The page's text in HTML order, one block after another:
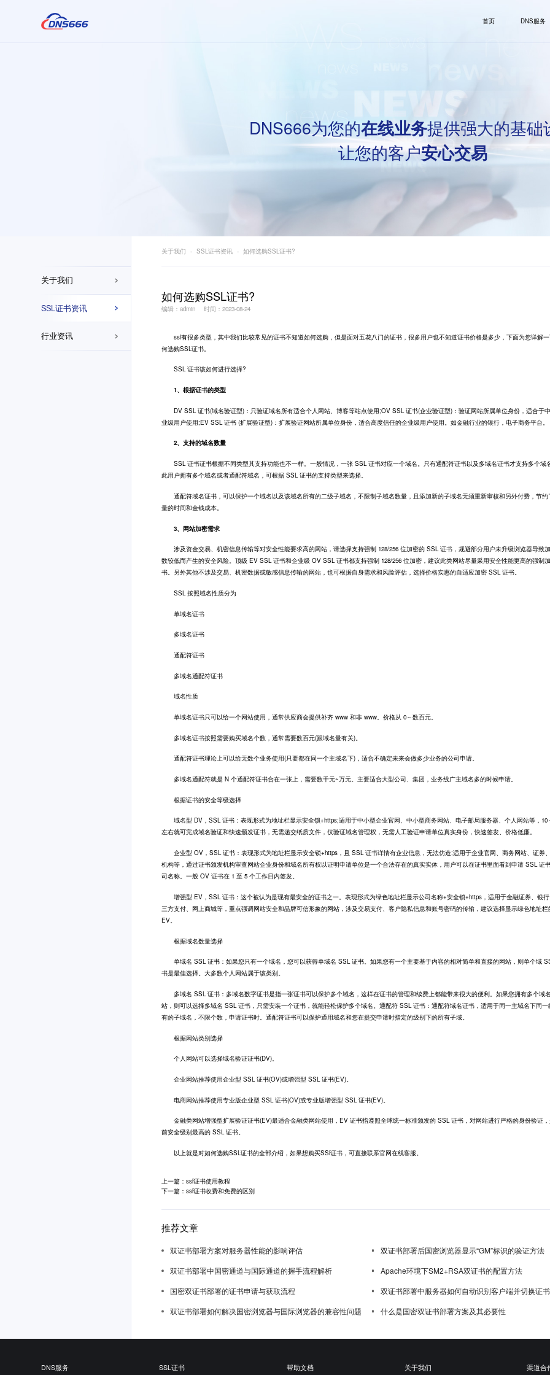
首页 DNS服务
DNS666为您的在线业务提供强大的基础
让您的客户安心交易
关于我们
SSL证书资讯
行业资讯
关于我们 SSL证书资讯 如何选购SSL证书?
如何选购SSL证书?
编辑：admin 时间：2023-08-24
ssl有很多类型，其中我们比较常见的证书不知道如何选购，但是面对五花八门的证书，很多用户也不知道证书价格是多少，下面为您详解一
何选购SSL证书
SSL 证书该如何进行选择?
1、根据证书的类型
DV SSL 证书(域名验证型)：只验证域名所有适合个人网站、博客等站点使用;OV SSL 证书(企业验证型)：验证网站所属单位身份，适合于
业级用户使用;EV SSL 证书 (扩展验证型)：扩展验证网站所属单位身份，适合高度信任的企业级用户使用。如金融行业的银行，电子商务平台。
2、支持的域名数量
SSL 证书证书根据不同类型其支持功能也不一样。一般情况，一张 SSL 证书对应一个域名。只有通配符证书以及多域名证书才支持多个域
此用户拥有多个域名或者通配符域名，可根据 SSL 证书的支持类型来选择。
通配符域名证书，可以保护一个域名以及该域名所有的二级子域名，不限制子域名数量，且添加新的子域名无须重新审核和另外付费，节约
量的时间和金钱成本。
3、网站加密需求
涉及资金交易、机密信息传输等对安全性能要求高的网站，请选择支持强制 128/256 位加密的 SSL 证书，规避部分用户未升级浏览器导致
数较低而产生的安全风险。顶级 EV SSL 证书和企业级 OV SSL 证书都支持强制 128/256 位加密，建议此类网站尽量采用安全性能更高的强制
书。另外其他不涉及交易、机密数据或敏感信息传输的网站，也可根据自身需求和风险评估，选择价格实惠的自适应加密 SSL 证书。
SSL 按照域名性质分为
单域名证书
多域名证书
通配符证书
多域名通配符证书
域名性质
单域名证书只可以给一个网站使用，通常供应商会提供补齐 www 和非 www。价格从 0～数百元。
多域名证书按照需要购买域名个数，通常需要数百元(跟域名量有关)。
通配符证书理论上可以给无数个业务使用(只要都在同一个主域名下)，适合不确定未来会做多少业务的公司申请。
多域名通配符就是 N 个通配符证书合在一张上，需要数千元~万元。主要适合大型公司、集团，业务线广主域名多的时候申请。
根据证书的安全等级选择
域名型 DV，SSL 证书：表现形式为地址栏显示安全锁+https;适用于中小型企业官网、中小型商务网站、电子邮局服务器、个人网站等，10
左右就可完成域名验证和快速颁发证书，无需递交纸质文件，仅验证域名管理权，无需人工验证申请单位真实身份，快速签发、价格低廉。
企业型 OV，SSL 证书：表现形式为地址栏显示安全锁+https，且 SSL 证书详情有企业信息，无法仿造;适用于企业官网、商务网站、证券
机构等，通过证书颁发机构审查网站企业身份和域名所有权以证明申请单位是一个合法存在的真实实体，用户可以在证书里面看到申请 SSL 证
司名称。一般 OV 证书在 1 至 5 个工作日内签发。
增强型 EV，SSL 证书：这个被认为是现有最安全的证书之一。表现形式为绿色地址栏显示公司名称+安全锁+https，适用于金融证券、银
三方支付、网上商城等，重点强调网站安全和品牌可信形象的网站，涉及交易支付、客户隐私信息和账号密码的传输，建议选择显示绿色地址栏
EV。
根据域名数量选择
单域名 SSL 证书：如果您只有一个域名，您可以获得单域名 SSL 证书。如果您有一个主要基于内容的相对简单和直接的网站，则单个域
书是最佳选择。大多数个人网站属于该类别。
多域名 SSL 证书：多域名数字证书是指一张证书可以保护多个域名，这样在证书的管理和续费上都能带来很大的便利。如果您拥有多个域
站，则可以选择多域名 SSL 证书，只需安装一个证书，就能轻松保护多个域名。通配符 SSL 证书：通配符域名证书，适用于同一主域名下同一
有的子域名，不限个数，申请证书时。通配符证书可以保护通用域名和您在提交申请时指定的级别下的所有子域。
根据网站类别选择
个人网站可以选择域名验证证书(DV)。
企业网站推荐使用企业型 SSL 证书(OV)或增强型 SSL 证书(EV)。
电商网站推荐使用专业版企业型 SSL 证书(OV)或专业版增强型 SSL 证书(EV)。
金融类网站增强型扩展验证证书(EV)最适合金融类网站使用，EV 证书指遵照全球统一标准颁发的 SSL 证书，对网站进行严格的身份验证，
前安全级别最高的 SSL 证书。
以上就是对如何选购SSL证书的全部介绍，如果想购买SSl证书，可直接联系官网在线客服。
上一篇：ssl证书使用教程
下一篇：ssl证书收费和免费的区别
推荐文章
双证书部署方案对服务器性能的影响评估 双证书部署后国密浏览器显示“GM”标识的验证方法
双证书部署中国密通道与国际通道的握手流程解析
Apache环境下SM2+RSA双证书的配置方法
国密双证书部署的证书申请与获取流程
双证书部署中服务器如何自动识别客户端并切换证书
双证书部署如何解决国密浏览器与国际浏览器的兼容性问题
什么是国密双证书部署方案及其必要性
DNS服务 SSL证书 帮助文档 关于我们 渠道合